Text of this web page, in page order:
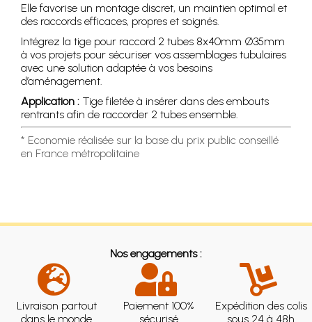
Elle favorise un montage discret, un maintien optimal et
des raccords efficaces, propres et soignés.
Intégrez la tige pour raccord 2 tubes 8x40mm Ø35mm
à vos projets pour sécuriser vos assemblages tubulaires
avec une solution adaptée à vos besoins
d’aménagement.
Application : Tige filetée à insérer dans des embouts
rentrants afin de raccorder 2 tubes ensemble.
* Economie réalisée sur la base du prix public conseillé
en France métropolitaine
Nos engagements :
Livraison partout
dans le monde
Paiement 100%
sécurisé
Expédition des colis
sous 24 à 48h